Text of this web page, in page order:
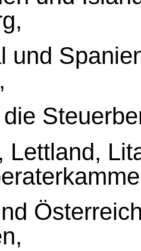
und
Lettland,